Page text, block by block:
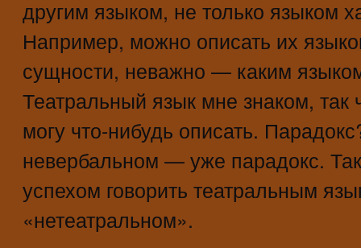
другим языком, не только языком
Например, можно описать их
сущности, неважно — каким
Театральный язык мне знаком,
могу что-нибудь описать.
невербальном — уже парадокс.
успехом говорить театральным
«нетеатральном».